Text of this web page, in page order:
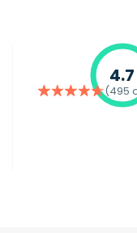
4.7
(495